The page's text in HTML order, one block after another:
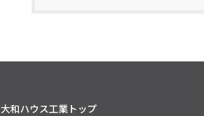
大和ハウス工業トップ